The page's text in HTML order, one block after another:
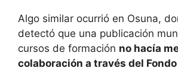
Algo similar ocurrió en Osuna,
detectó que una publicación
cursos de formación no hacía
colaboración a través del